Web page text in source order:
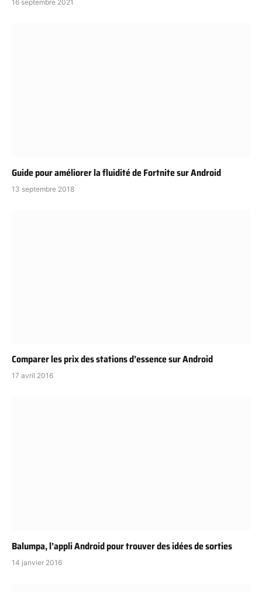
16 septembre 2021
Guide pour améliorer la fluidité de Fortnite sur Android
13 septembre 2018
Comparer les prix des stations d’essence sur Android
17 avril 2016
Balumpa, l’appli Android pour trouver des idées de sorties
14 janvier 2016